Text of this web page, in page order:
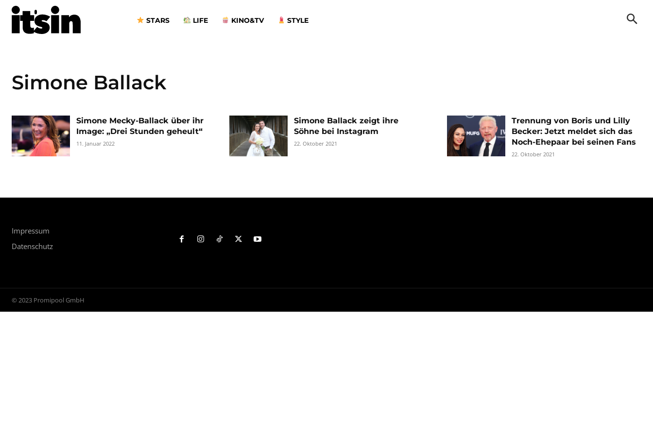
STARS LIFE KINO&TV STYLE
Simone Ballack
Simone Mecky-Ballack über ihr
Image: „Drei Stunden geheult“
11. Januar 2022
Simone Ballack zeigt ihre
Söhne bei Instagram
22. Oktober 2021
Trennung von Boris und Lilly
Becker: Jetzt meldet sich das
Noch-Ehepaar bei seinen Fans
22. Oktober 2021
Impressum
Datenschutz
© 2023 Promipool GmbH